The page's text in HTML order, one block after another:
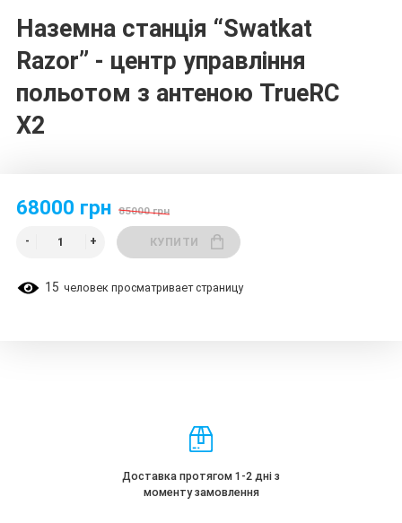
Наземна станція “Swatkat
Razor” - центр управління
польотом з антеною TrueRC
X2
68000 грн 85000 грн
КУПИТИ
15 человек просматривает страницу
Доставка протягом 1-2 дні з
моменту замовлення